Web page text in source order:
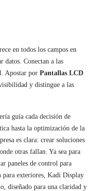
en todos los campos en
datos. Conectan a las
Apostar por Pantallas LCD
y distingue a las
guía cada decisión de
hasta la optimización de la
es clara: crear soluciones
otras fallan. Ya sea para
paneles de control para
para exteriores, Kadi Display
diseñado para una claridad y